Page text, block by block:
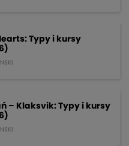
Typy i kursy
– Klaksvik: Typy i kursy